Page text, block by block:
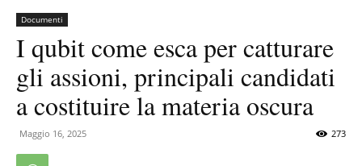
Documenti
I qubit come esca per catturare
gli assioni, principali candidati
a costituire la materia oscura
Maggio 16, 2025 273